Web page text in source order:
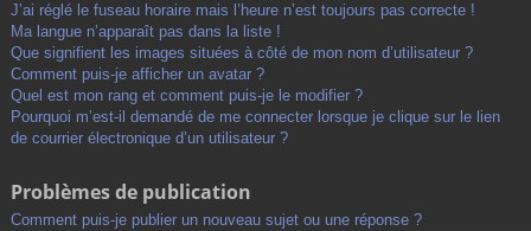
J’ai réglé le fuseau horaire mais l’heure n’est toujours pas correcte !
Ma langue n’apparaît pas dans la liste !
Que signifient les images situées à côté de mon nom d’utilisateur ?
Comment puis-je afficher un avatar ?
Quel est mon rang et comment puis-je le modifier ?
Pourquoi m’est-il demandé de me connecter lorsque je clique sur le lien
de courrier électronique d’un utilisateur ?
Problèmes de publication
Comment puis-je publier un nouveau sujet ou une réponse ?